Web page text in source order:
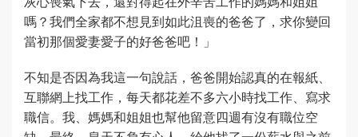
嗎？我們全家都不想見到如此沮喪的爸爸了，求你變回
當初那個愛妻愛子的好爸爸吧！」
不知是否因為我這一句說話，爸爸開始認真的在報紙、
互聯網上找工作，每天都花差不多六小時找工作、寫求
職信。我、媽媽和姐姐也幫他留意四週有沒有職位空